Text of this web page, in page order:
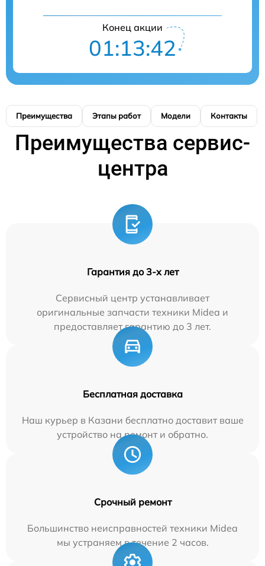
Конец акции
01:13:41
Преимущества Этапы работ Модели Контакты
Преимущества сервис-
центра
Гарантия до 3-х лет
Сервисный центр устанавливает
оригинальные запчасти техники Midea и
предоставляет гарантию до 3 лет.
Бесплатная доставка
Наш курьер в Казани бесплатно доставит ваше
устройство на ремонт и обратно.
Срочный ремонт
Большинство неисправностей техники Midea
мы устраняем в течение 2 часов.